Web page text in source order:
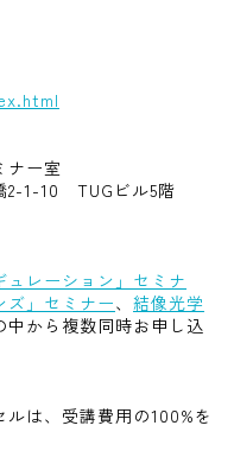
ー室
2-1-10 TUGビル5階
レーション」セミナ
ズ」セミナー、 結像光学
中から複数同時お申し込
は、受講費用の100%を